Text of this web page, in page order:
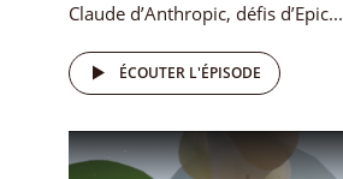
Claude d’Anthropic, défis d’Epic...
ÉCOUTER L'ÉPISODE